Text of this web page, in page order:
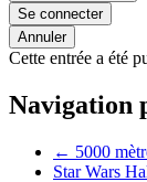
Se connecter
Annuler
Cette entrée a été
Navigation
← 5000
Star Wars